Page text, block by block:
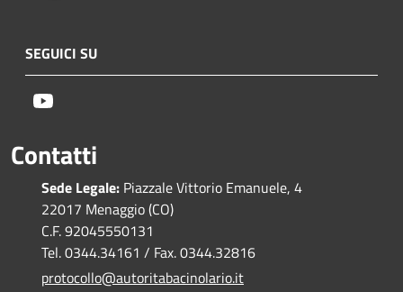
SEGUICI SU
Contatti
Sede Legale: Piazzale Vittorio Emanuele, 4
22017 Menaggio (CO)
C.F. 92045550131
Tel. 0344.34161 / Fax. 0344.32816
protocollo@autoritabacinolario.it